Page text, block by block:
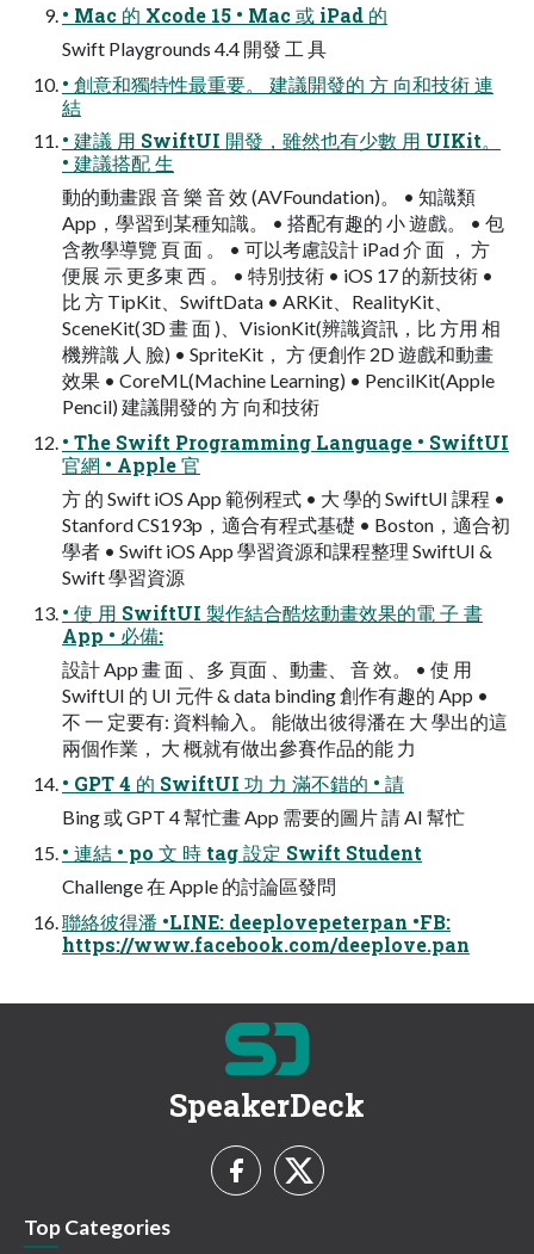
• Mac 的 Xcode 15 • Mac 或 iPad 的
Swift Playgrounds 4.4 開發 工 具
• 創意和獨特性最重要。 建議開發的 方 向和技術 連
結
• 建議 用 SwiftUI 開發，雖然也有少數 用 UIKit。
• 建議搭配 生
動的動畫跟 音 樂 音 效 (AVFoundation)。 • 知識類
App，學習到某種知識。 • 搭配有趣的 小 遊戲。 • 包
含教學導覽 頁 面 。 • 可以考慮設計 iPad 介 面 ， 方
便展 示 更多東 西 。 • 特別技術 • iOS 17 的新技術 •
比 方 TipKit、SwiftData • ARKit、RealityKit、
SceneKit(3D 畫 面 )、VisionKit(辨識資訊，比 方用 相
機辨識 人 臉) • SpriteKit， 方 便創作 2D 遊戲和動畫
效果 • CoreML(Machine Learning) • PencilKit(Apple
Pencil) 建議開發的 方 向和技術
• The Swift Programming Language • SwiftUI
官網 • Apple 官
方 的 Swift iOS App 範例程式 • 大 學的 SwiftUI 課程 •
Stanford CS193p，適合有程式基礎 • Boston，適合初
學者 • Swift iOS App 學習資源和課程整理 SwiftUI &
Swift 學習資源
• 使 用 SwiftUI 製作結合酷炫動畫效果的電 子 書
App • 必備:
設計 App 畫 面 、多 頁面 、動畫、 音 效。 • 使 用
SwiftUI 的 UI 元件 & data binding 創作有趣的 App •
不 一 定要有: 資料輸入。 能做出彼得潘在 大 學出的這
兩個作業， 大 概就有做出參賽作品的能 力
• GPT 4 的 SwiftUI 功 力 滿不錯的 • 請
Bing 或 GPT 4 幫忙畫 App 需要的圖片 請 AI 幫忙
• 連結 • po 文 時 tag 設定 Swift Student
Challenge 在 Apple 的討論區發問
聯絡彼得潘 •LINE: deeplovepeterpan •FB:
https://www.facebook.com/deeplove.pan
SpeakerDeck
Top Categories